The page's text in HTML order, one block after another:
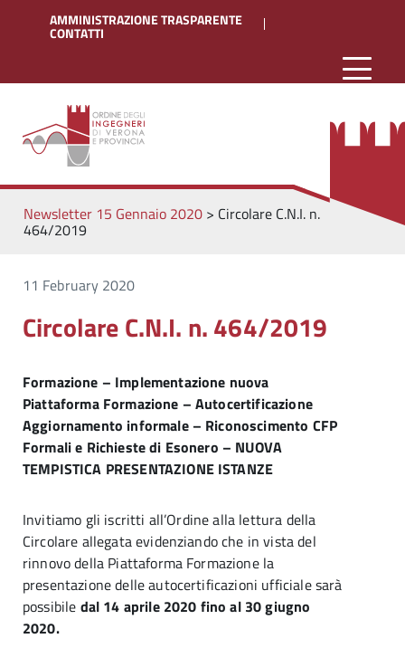
AMMINISTRAZIONE TRASPARENTE
CONTATTI
Newsletter 15 Gennaio 2020> Circolare C.N.I. n.
464/2019
11 February 2020
Circolare C.N.I. n. 464/2019
Formazione – Implementazione nuova
Piattaforma Formazione – Autocertificazione
Aggiornamento informale – Riconoscimento CFP
Formali e Richieste di Esonero – NUOVA
TEMPISTICA PRESENTAZIONE ISTANZE
Invitiamo gli iscritti all’Ordine alla lettura della
Circolare allegata evidenziando che in vista del
rinnovo della Piattaforma Formazione la
presentazione delle autocertificazioni ufficiale sarà
possibile dal 14 aprile 2020 fino al 30 giugno
2020.